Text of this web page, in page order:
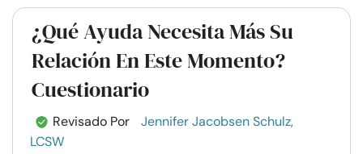
¿Qué Ayuda Necesita Más Su
Relación En Este Momento?
Cuestionario
Revisado Por
Jennifer Jacobsen Schulz,
LCSW